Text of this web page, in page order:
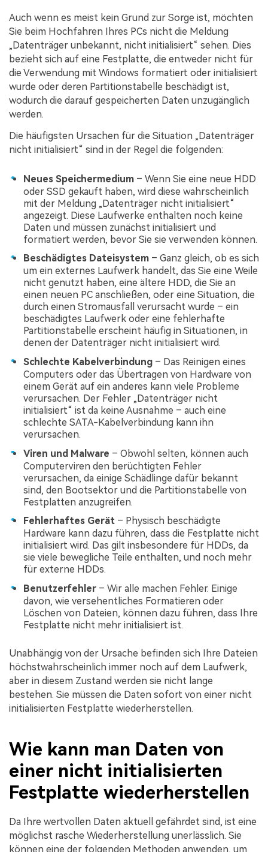
Auch wenn es meist kein Grund zur Sorge ist, möchten
Sie beim Hochfahren Ihres PCs nicht die Meldung
„Datenträger unbekannt, nicht initialisiert“ sehen. Dies
bezieht sich auf eine Festplatte, die entweder nicht für
die Verwendung mit Windows formatiert oder initialisiert
wurde oder deren Partitionstabelle beschädigt ist,
wodurch die darauf gespeicherten Daten unzugänglich
werden.
Die häufigsten Ursachen für die Situation „Datenträger
nicht initialisiert“ sind in der Regel die folgenden:
Neues Speichermedium – Wenn Sie eine neue HDD
oder SSD gekauft haben, wird diese wahrscheinlich
mit der Meldung „Datenträger nicht initialisiert“
angezeigt. Diese Laufwerke enthalten noch keine
Daten und müssen zunächst initialisiert und
formatiert werden, bevor Sie sie verwenden können.
Beschädigtes Dateisystem – Ganz gleich, ob es sich
um ein externes Laufwerk handelt, das Sie eine Weile
nicht genutzt haben, eine ältere HDD, die Sie an
einen neuen PC anschließen, oder eine Situation, die
durch einen Stromausfall verursacht wurde – ein
beschädigtes Laufwerk oder eine fehlerhafte
Partitionstabelle erscheint häufig in Situationen, in
denen der Datenträger nicht initialisiert wird.
Schlechte Kabelverbindung – Das Reinigen eines
Computers oder das Übertragen von Hardware von
einem Gerät auf ein anderes kann viele Probleme
verursachen. Der Fehler „Datenträger nicht
initialisiert“ ist da keine Ausnahme – auch eine
schlechte SATA-Kabelverbindung kann ihn
verursachen.
Viren und Malware – Obwohl selten, können auch
Computerviren den berüchtigten Fehler
verursachen, da einige Schädlinge dafür bekannt
sind, den Bootsektor und die Partitionstabelle von
Festplatten anzugreifen.
Fehlerhaftes Gerät – Physisch beschädigte
Hardware kann dazu führen, dass die Festplatte nicht
initialisiert wird. Das gilt insbesondere für HDDs, da
sie viele bewegliche Teile enthalten, und noch mehr
für externe HDDs.
Benutzerfehler – Wir alle machen Fehler. Einige
davon, wie versehentliches Formatieren oder
Löschen von Dateien, können dazu führen, dass Ihre
Festplatte nicht mehr initialisiert ist.
Unabhängig von der Ursache befinden sich Ihre Dateien
höchstwahrscheinlich immer noch auf dem Laufwerk,
aber in diesem Zustand werden sie nicht lange
bestehen. Sie müssen die Daten sofort von einer nicht
initialisierten Festplatte wiederherstellen.
Wie kann man Daten von
einer nicht initialisierten
Festplatte wiederherstellen
Da Ihre wertvollen Daten aktuell gefährdet sind, ist eine
möglichst rasche Wiederherstellung unerlässlich. Sie
können eine der folgenden Methoden anwenden, um